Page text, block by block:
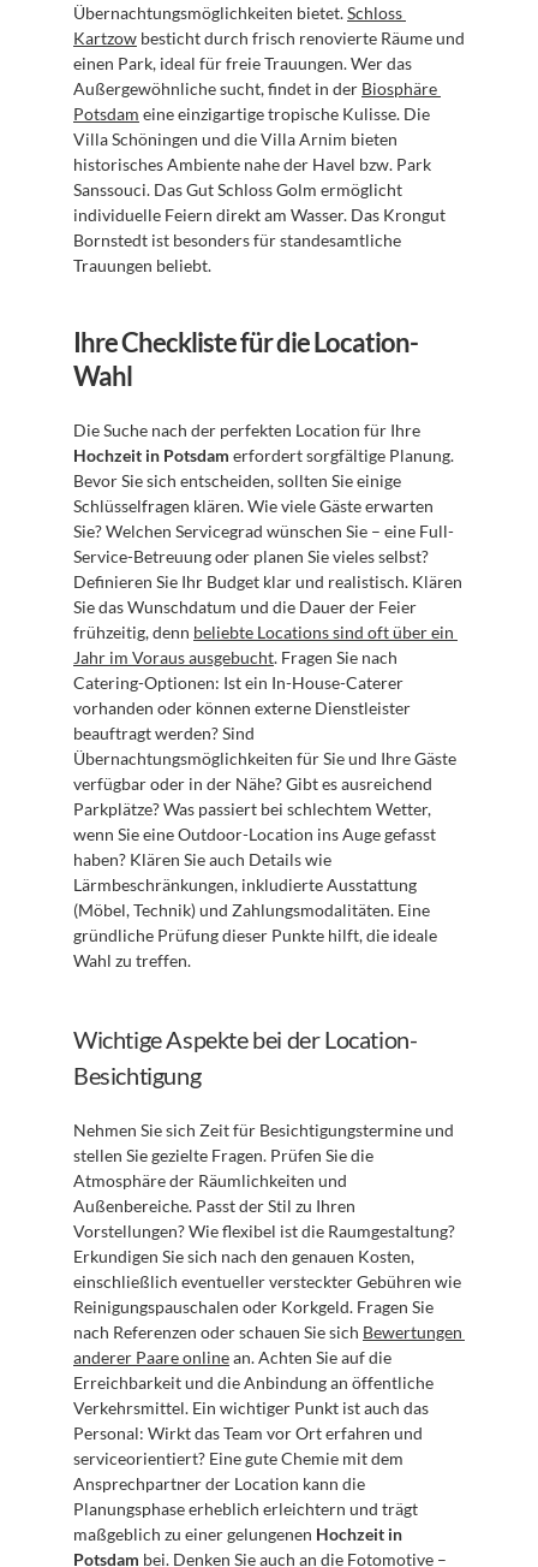
Übernachtungsmöglichkeiten bietet. Schloss
Kartzow besticht durch frisch renovierte Räume und
einen Park, ideal für freie Trauungen. Wer das
Außergewöhnliche sucht, findet in der Biosphäre
Potsdam eine einzigartige tropische Kulisse. Die
Villa Schöningen und die Villa Arnim bieten
historisches Ambiente nahe der Havel bzw. Park
Sanssouci. Das Gut Schloss Golm ermöglicht
individuelle Feiern direkt am Wasser. Das Krongut
Bornstedt ist besonders für standesamtliche
Trauungen beliebt.
Ihre Checkliste für die Location-
Wahl
Hochzeit in Potsdam erfordert sorgfältige Planung.
Bevor Sie sich entscheiden, sollten Sie einige
Schlüsselfragen klären. Wie viele Gäste erwarten
Sie? Welchen Servicegrad wünschen Sie – eine Full-
Service-Betreuung oder planen Sie vieles selbst?
Definieren Sie Ihr Budget klar und realistisch. Klären
Sie das Wunschdatum und die Dauer der Feier
frühzeitig, denn beliebte Locations sind oft über ein
Jahr im Voraus ausgebucht. Fragen Sie nach
Catering-Optionen: Ist ein In-House-Caterer
vorhanden oder können externe Dienstleister
beauftragt werden? Sind
Übernachtungsmöglichkeiten für Sie und Ihre Gäste
verfügbar oder in der Nähe? Gibt es ausreichend
Parkplätze? Was passiert bei schlechtem Wetter,
wenn Sie eine Outdoor-Location ins Auge gefasst
haben? Klären Sie auch Details wie
Lärmbeschränkungen, inkludierte Ausstattung
(Möbel, Technik) und Zahlungsmodalitäten. Eine
gründliche Prüfung dieser Punkte hilft, die ideale
Wahl zu treffen.
Wichtige Aspekte bei der Location-
Besichtigung
Nehmen Sie sich Zeit für Besichtigungstermine und
stellen Sie gezielte Fragen. Prüfen Sie die
Atmosphäre der Räumlichkeiten und
Außenbereiche. Passt der Stil zu Ihren
Vorstellungen? Wie flexibel ist die Raumgestaltung?
Erkundigen Sie sich nach den genauen Kosten,
einschließlich eventueller versteckter Gebühren wie
Reinigungspauschalen oder Korkgeld. Fragen Sie
nach Referenzen oder schauen Sie sich Bewertungen
anderer Paare online an. Achten Sie auf die
Erreichbarkeit und die Anbindung an öffentliche
Verkehrsmittel. Ein wichtiger Punkt ist auch das
Personal: Wirkt das Team vor Ort erfahren und
serviceorientiert? Eine gute Chemie mit dem
Ansprechpartner der Location kann die
Planungsphase erheblich erleichtern und trägt
maßgeblich zu einer gelungenen Hochzeit in
Potsdam bei. Denken Sie auch an die Fotomotive –